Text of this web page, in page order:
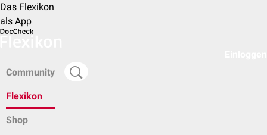
Das Flexikon
als App
Community
Flexikon
Shop